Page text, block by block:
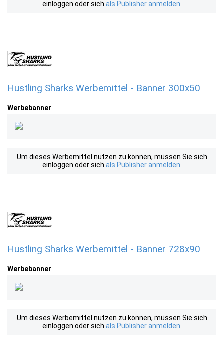
einloggen oder sich als Publisher anmelden
Hustling Sharks Werbemittel - Banner 300x50
Werbebanner
Um dieses Werbemittel nutzen zu können, müssen Sie sich
einloggen oder sich als Publisher anmelden
Hustling Sharks Werbemittel - Banner 728x90
Werbebanner
Um dieses Werbemittel nutzen zu können, müssen Sie sich
einloggen oder sich als Publisher anmelden